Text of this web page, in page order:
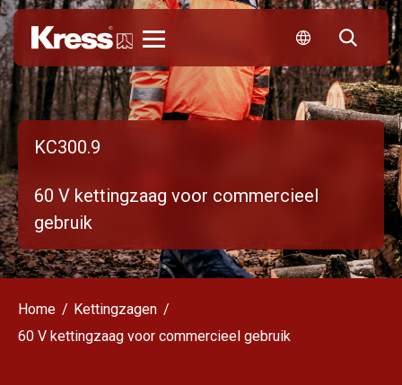
KC300.9
60 V kettingzaag voor commercieel
gebruik
Home
Kettingzagen
60 V kettingzaag voor commercieel gebruik